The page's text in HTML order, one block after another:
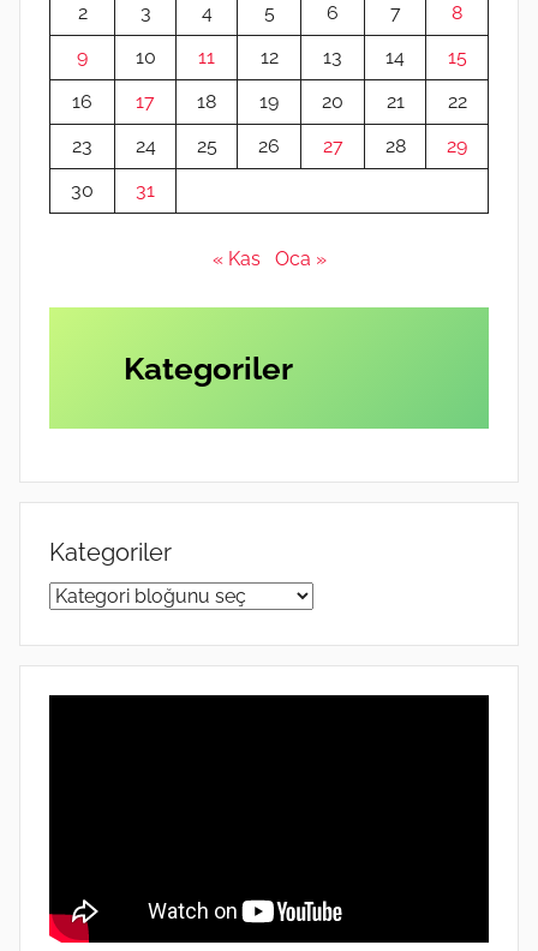
2
3 4 5 6 7
8
9
10 11 12 13 14
15
16
17 18 19 20 21
22
23
24 25 26 27 28
29
30
31
« Kas Oca »
Kategoriler
Kategoriler